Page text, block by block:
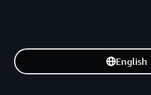
English